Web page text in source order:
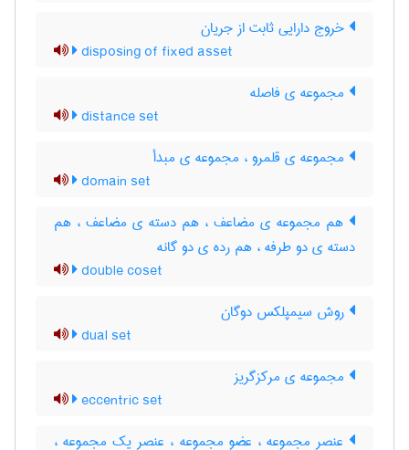
خروج دارایی ثابت از جریان
disposing of fixed asset
مجموعه ی فاصله
distance set
مجموعه ی قلمرو ، مجموعه ی مبدأ
domain set
هم مجموعه ی مضاعف ، هم دسته ی مضاعف ، هم
دسته ی دو طرفه ، هم رده ی دو گانه
double coset
روش سیمپلکس دوگان
dual set
مجموعه ی مرکزگریز
eccentric set
عنصر مجموعه ، عضو مجموعه ، عنصر یک مجموعه ،